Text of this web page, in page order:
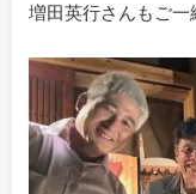
増田英行さんもご一